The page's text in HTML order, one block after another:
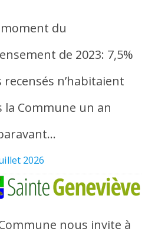
du
de 2023: 7,5%
recensés n’habitaient
la Commune un an
2026
nous invite à